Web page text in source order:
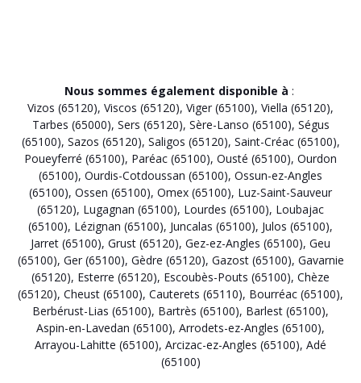
Nous sommes également disponible à :
Vizos (65120), Viscos (65120), Viger (65100), Viella (65120),
Tarbes (65000), Sers (65120), Sère-Lanso (65100), Ségus
(65100), Sazos (65120), Saligos (65120), Saint-Créac (65100),
Poueyferré (65100), Paréac (65100), Ousté (65100), Ourdon
(65100), Ourdis-Cotdoussan (65100), Ossun-ez-Angles
(65100), Ossen (65100), Omex (65100), Luz-Saint-Sauveur
(65120), Lugagnan (65100), Lourdes (65100), Loubajac
(65100), Lézignan (65100), Juncalas (65100), Julos (65100),
Jarret (65100), Grust (65120), Gez-ez-Angles (65100), Geu
(65100), Ger (65100), Gèdre (65120), Gazost (65100), Gavarnie
(65120), Esterre (65120), Escoubès-Pouts (65100), Chèze
(65120), Cheust (65100), Cauterets (65110), Bourréac (65100),
Berbérust-Lias (65100), Bartrès (65100), Barlest (65100),
Aspin-en-Lavedan (65100), Arrodets-ez-Angles (65100),
Arrayou-Lahitte (65100), Arcizac-ez-Angles (65100), Adé
(65100)